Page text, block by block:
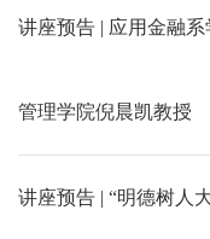
讲座预告 | 应用金融
管理学院倪晨凯教授
讲座预告 | “明德树人